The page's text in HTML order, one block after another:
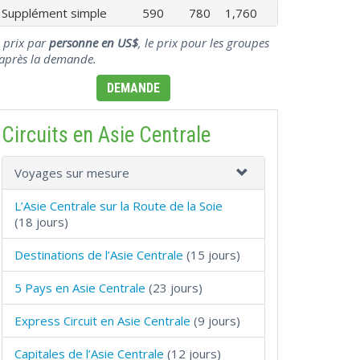
Supplément simple 590 780
1,760
prix parpersonne en US$, le prix pour les groupes
la demande.
DEMANDE
Circuits en Asie Centrale
Voyages sur mesure
L’Asie Centrale sur la Route de la Soie
(18 jours)
Destinations de l’Asie Centrale (15 jours)
5 Pays en Asie Centrale (23 jours)
Express Circuit en Asie Centrale (9 jours)
Capitales de l’Asie Centrale (12 jours)